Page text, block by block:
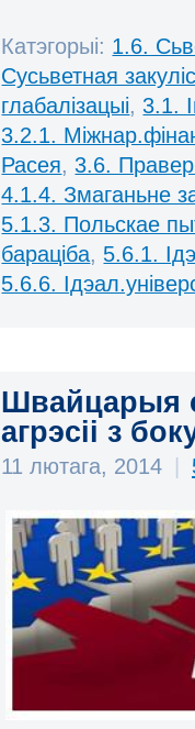
Катэгорыі: 1.6.
Сусьветная
глабалізацыі, 3.1.
3.2.1.
Расея, 3.6.
4.1.4. Змаганьне
5.1.3. Польскае
бараціба, 5.6.1.
5.6.6.
Швайцарыя
агрэсіі з
11 лютага, 2014